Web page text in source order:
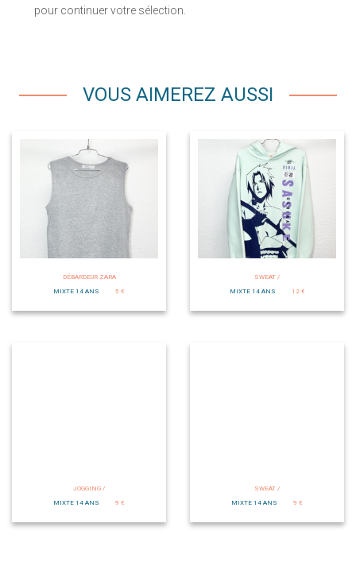
pour continuer votre sélection.
VOUS AIMEREZ AUSSI
DÉBARDEUR ZARA
MIXTE 14 ANS
5 €
SWEAT /
MIXTE 14 ANS
12 €
JOGGING /
MIXTE 14 ANS
9 €
SWEAT /
MIXTE 14 ANS
9 €